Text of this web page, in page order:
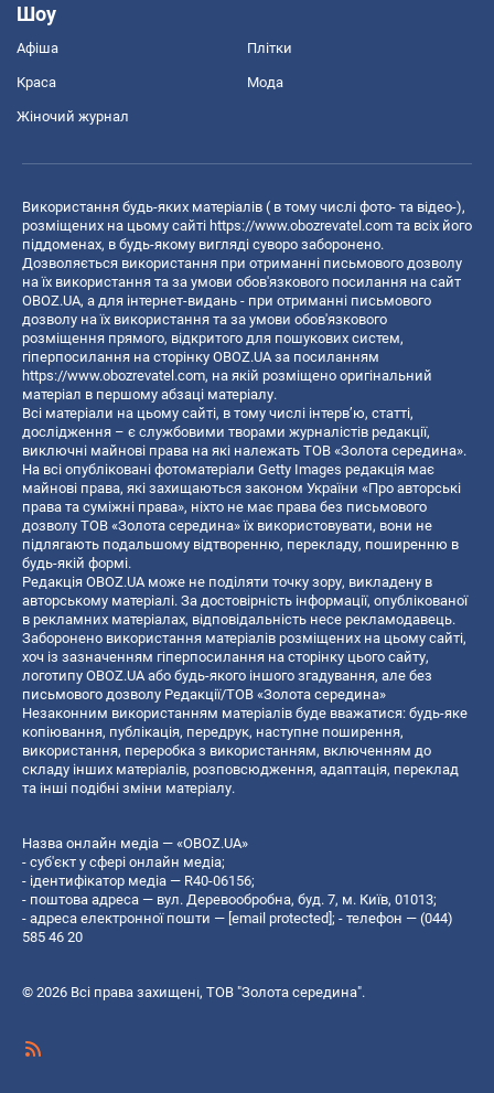
Шоу
Афіша Плітки
Краса Мода
Жіночий журнал
Використання будь-яких матеріалів ( в тому числі фото- та відео-),
розміщених на цьому сайті https://www.obozrevatel.com та всіх його
піддоменах, в будь-якому вигляді суворо заборонено.
Дозволяється використання при отриманні письмового дозволу
на їх використання та за умови обов'язкового посилання на сайт
OBOZ.UA, а для інтернет-видань - при отриманні письмового
дозволу на їх використання та за умови обов'язкового
розміщення прямого, відкритого для пошукових систем,
гіперпосилання на сторінку OBOZ.UA за посиланням
https://www.obozrevatel.com, на якій розміщено оригінальний
матеріал в першому абзаці матеріалу.
Всі матеріали на цьому сайті, в тому числі інтерв’ю, статті,
дослідження – є службовими творами журналістів редакції,
виключні майнові права на які належать ТОВ «Золота середина».
На всі опубліковані фотоматеріали Getty Images редакція має
майнові права, які захищаються законом України «Про авторські
права та суміжні права», ніхто не має права без письмового
дозволу ТОВ «Золота середина» їх використовувати, вони не
підлягають подальшому відтворенню, перекладу, поширенню в
будь-якій формі.
Редакція OBOZ.UA може не поділяти точку зору, викладену в
авторському матеріалі. За достовірність інформації, опублікованої
в рекламних матеріалах, відповідальність несе рекламодавець.
Заборонено використання матеріалів розміщених на цьому сайті,
хоч із зазначенням гіперпосилання на сторінку цього сайту,
логотипу OBOZ.UA або будь-якого іншого згадування, але без
письмового дозволу Редакції/ТОВ «Золота середина»
Незаконним використанням матеріалів буде вважатися: будь-яке
копiювання, публiкацiя, передрук, наступне поширення,
використання, переробка з використанням, включенням до
складу інших матеріалів, розповсюдження, адаптація, переклад
та інші подібні зміни матеріалу.
Назва онлайн медіа — «OBOZ.UA»
- суб'єкт у сфері онлайн медіа;
- ідентифікатор медіа — R40-06156;
- поштова адреса — вул. Деревообробна, буд. 7, м. Київ, 01013;
- адреса електронної пошти — [email protected]; - телефон — (044)
585 46 20
© 2026 Всі права захищені, ТОВ "Золота середина".